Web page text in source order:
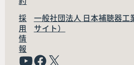
採
用
情
報
一般社団法人 日本補聴器工
サイト）